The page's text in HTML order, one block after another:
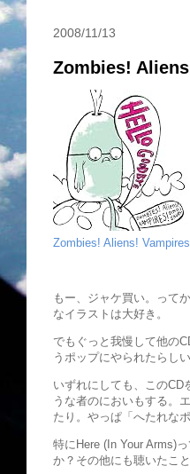
2008/11/13
Zombies!
Zombies! Aliens!
もー、ジャケ買い。って
なイラストは大好き。
でもぐっと我慢して他の
うポップにやられたらしい
いずれにしても、このCD
うな者のにおいもする。
たり。やっぱ「へたれな
特にHere (In Your Arms)
か？その他にも聴いたこ